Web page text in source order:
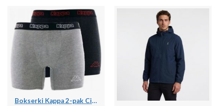
Bokserki Kappa 2-pak Ciemnoszary-Jasnoszary Ciemnoszary/szary St.